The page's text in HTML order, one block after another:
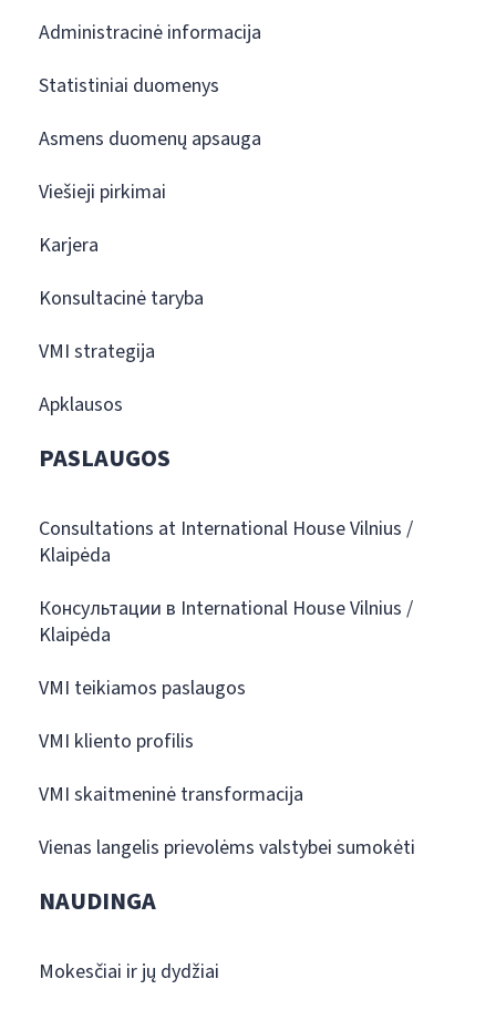
Administracinė informacija
Statistiniai duomenys
Asmens duomenų apsauga
Viešieji pirkimai
Karjera
Konsultacinė taryba
VMI strategija
Apklausos
PASLAUGOS
Consultations at International House Vilnius /
Klaipėda
Консультации в International House Vilnius /
Klaipėda
VMI teikiamos paslaugos
VMI kliento profilis
VMI skaitmeninė transformacija
Vienas langelis prievolėms valstybei sumokėti
NAUDINGA
Mokesčiai ir jų dydžiai